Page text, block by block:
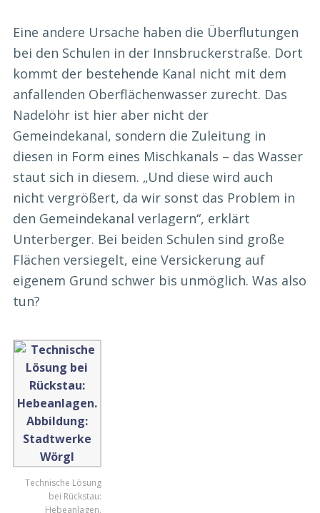
Eine andere Ursache haben die Überflutungen
bei den Schulen in der Innsbruckerstraße. Dort
kommt der bestehende Kanal nicht mit dem
anfallenden Oberflächenwasser zurecht. Das
Nadelöhr ist hier aber nicht der
Gemeindekanal, sondern die Zuleitung in
diesen in Form eines Mischkanals – das Wasser
staut sich in diesem. „Und diese wird auch
nicht vergrößert, da wir sonst das Problem in
den Gemeindekanal verlagern“, erklärt
Unterberger. Bei beiden Schulen sind große
Flächen versiegelt, eine Versickerung auf
eigenem Grund schwer bis unmöglich. Was also
tun?
Technische Lösung
bei Rückstau:
Hebeanlagen.